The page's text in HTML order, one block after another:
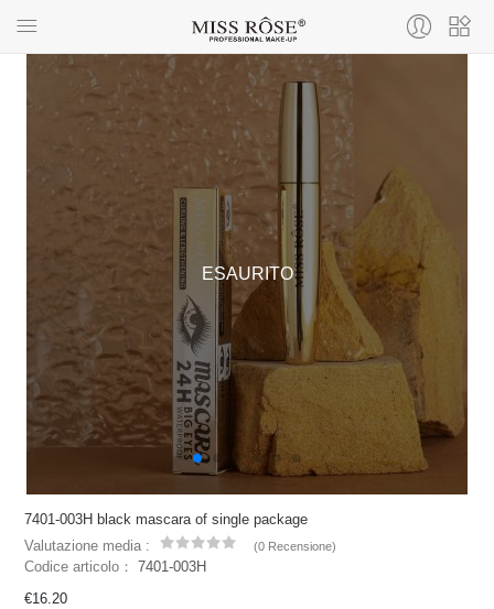
ESAURITO
7401-003H black mascara of single package
Valutazione media :
(0 Recensione)
Codice articolo：7401-003H
€16.20